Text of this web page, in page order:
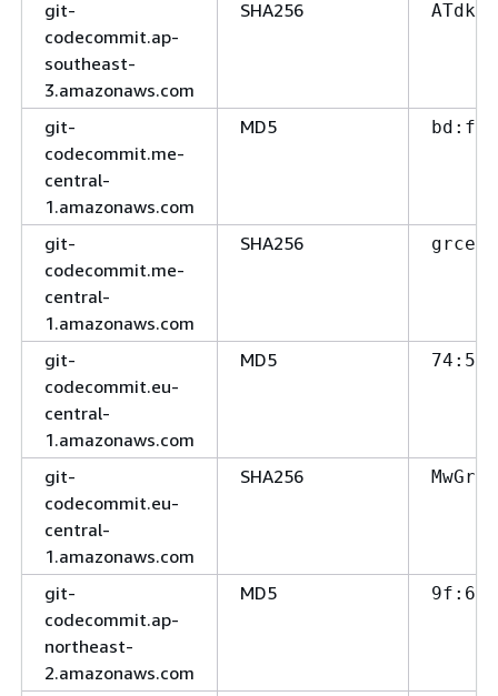
git-
codecommit.ap-
southeast-
3.amazonaws.com
SHA256
git-
codecommit.me-
central-
1.amazonaws.com
MD5
git-
codecommit.me-
central-
1.amazonaws.com
SHA256
git-
codecommit.eu-
central-
1.amazonaws.com
MD5
git-
codecommit.eu-
central-
1.amazonaws.com
SHA256
git-
codecommit.ap-
northeast-
2.amazonaws.com
MD5